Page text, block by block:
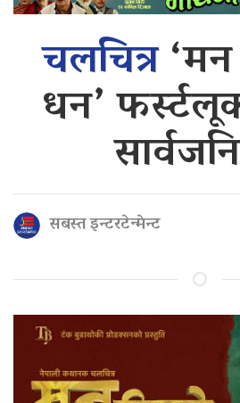
चलचित्र
धन’
सबस्त इन्टरटेन्मेन्ट